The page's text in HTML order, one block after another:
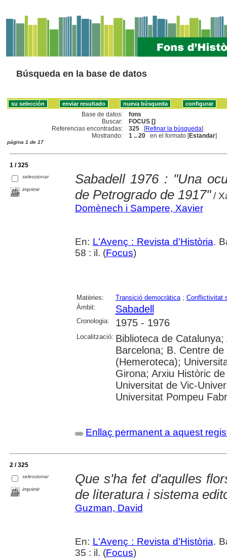
Búsqueda en la base de datos
Base de datos:
fons
Buscar:
FOCUS []
Referencias encontradas:
325 [Refinar la búsqueda]
Mostrando:
1 .. 20 en el formato [Estandar]
página 1 de 17
1 / 325
seleccionar
imprimir
Sabadell 1976 : "Una
de Petrogrado de 1917"/
Domènech i Sampere, Xavier
En: L'Avenç : Revista d'Història.
58 : il. (Focus)
Matèries: Transició democràtica; Conflictivitat
Àmbit:
Sabadell
Cronologia: 1975 - 1976
Localització: Biblioteca de
Barcelona; B. Centre
(Hemeroteca);
Girona; Arxiu Històric
Universitat de Vic-
Universitat Pompeu
Enllaç permanent a aquest
2 / 325
seleccionar
imprimir
Que s'ha fet d'aqulles
de literatura i sistema
Guzman, David
En: L'Avenç : Revista d'Història.
35 : il. (Focus)